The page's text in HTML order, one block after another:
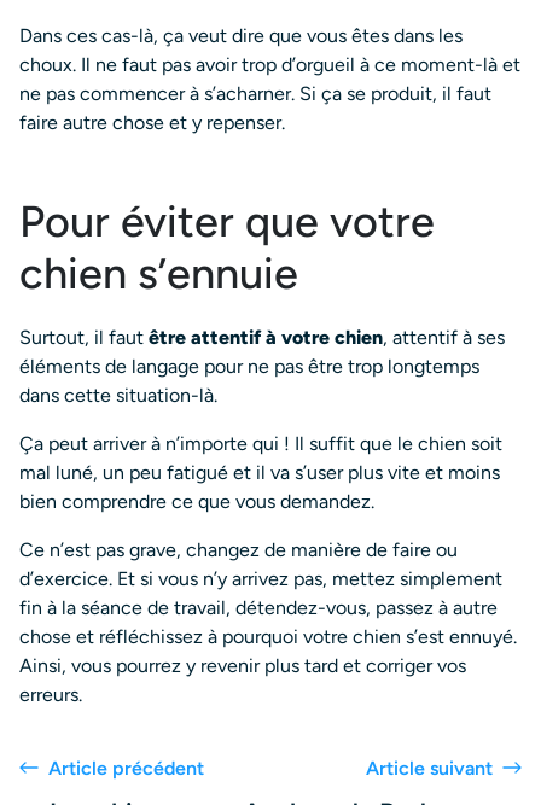
Dans ces cas-là, ça veut dire que vous êtes dans les
choux. Il ne faut pas avoir trop d’orgueil à ce moment-là et
ne pas commencer à s’acharner. Si ça se produit, il faut
faire autre chose et y repenser.
Pour éviter que votre
chien s’ennuie
Surtout, il faut être attentif à votre chien, attentif à ses
éléments de langage pour ne pas être trop longtemps
dans cette situation-là.
Ça peut arriver à n’importe qui ! Il suffit que le chien soit
mal luné, un peu fatigué et il va s’user plus vite et moins
bien comprendre ce que vous demandez.
Ce n’est pas grave, changez de manière de faire ou
d’exercice. Et si vous n’y arrivez pas, mettez simplement
fin à la séance de travail, détendez-vous, passez à autre
chose et réfléchissez à pourquoi votre chien s’est ennuyé.
Ainsi, vous pourrez y revenir plus tard et corriger vos
erreurs.
Article précédent Article suivant